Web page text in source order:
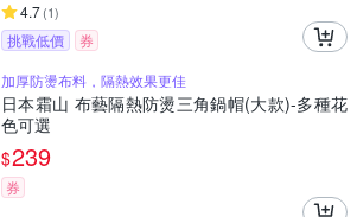
4.7(1)
挑戰低價
券
加厚防燙布料，隔熱效果更佳
日本霜山 布藝隔熱防燙三角鍋帽(大款)-多種花
色可選
$239
券